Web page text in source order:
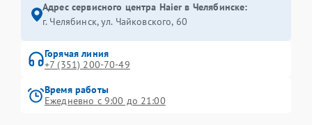
Адрес сервисного центра Haier в Челябинске:
г. Челябинск, ул. Чайковского, 60
Горячая линия
+7 (351) 200-70-49
Время работы
Ежедневно с 9:00 до 21:00